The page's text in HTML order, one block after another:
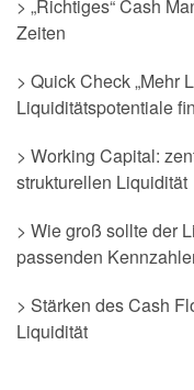
> „Richtiges“ Cash
Zeiten
> Quick Check „Mehr
Liquiditätspotentiale
> Working Capital:
strukturellen Liquidität
> Wie groß sollte der
passenden
> Stärken des Cash
Liquidität